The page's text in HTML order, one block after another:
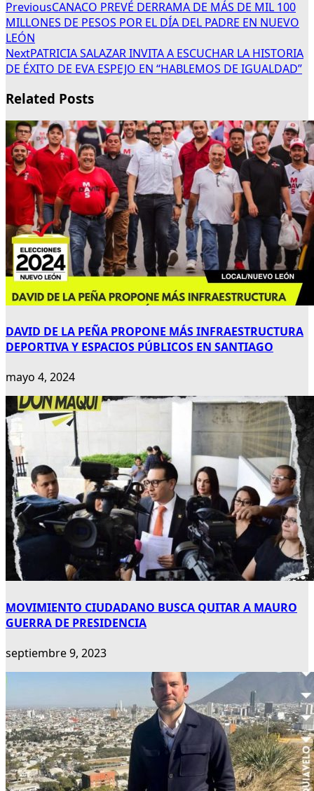
PreviousCANACO PREVÉ DERRAMA DE MÁS DE MIL 100
MILLONES DE PESOS POR EL DÍA DEL PADRE EN NUEVO
LEÓN
NextPATRICIA SALAZAR INVITA A ESCUCHAR LA HISTORIA
DE ÉXITO DE EVA ESPEJO EN “HABLEMOS DE IGUALDAD”
Related Posts
DAVID DE LA PEÑA PROPONE MÁS INFRAESTRUCTURA
DEPORTIVA Y ESPACIOS PÚBLICOS EN SANTIAGO
mayo 4, 2024
MOVIMIENTO CIUDADANO BUSCA QUITAR A MAURO
GUERRA DE PRESIDENCIA
septiembre 9, 2023